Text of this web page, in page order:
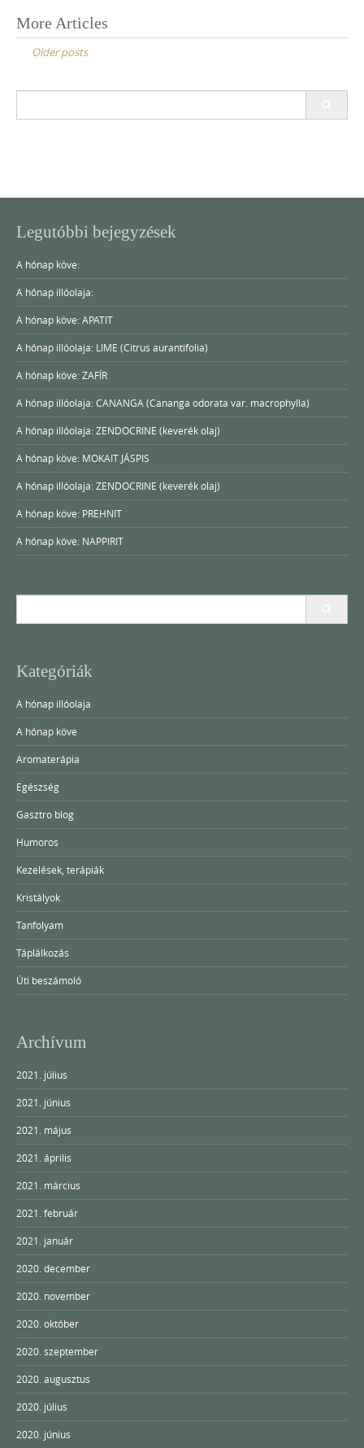
Posts
navigation
More Articles
Older posts
Legutóbbi bejegyzések
A hónap köve:
A hónap illóolaja:
A hónap köve: APATIT
A hónap illóolaja: LIME (Citrus aurantifolia)
A hónap köve: ZAFÍR
A hónap illóolaja: CANANGA (Cananga odorata var. macrophylla)
A hónap illóolaja: ZENDOCRINE (keverék olaj)
A hónap köve: MOKAIT JÁSPIS
A hónap illóolaja: ZENDOCRINE (keverék olaj)
A hónap köve: PREHNIT
A hónap köve: NAPPIRIT
Kategóriák
A hónap illóolaja
A hónap köve
Aromaterápia
Egészség
Gasztro blog
Humoros
Kezelések, terápiák
Kristályok
Tanfolyam
Táplálkozás
Úti beszámoló
Archívum
2021. július
2021. június
2021. május
2021. április
2021. március
2021. február
2021. január
2020. december
2020. november
2020. október
2020. szeptember
2020. augusztus
2020. július
2020. június